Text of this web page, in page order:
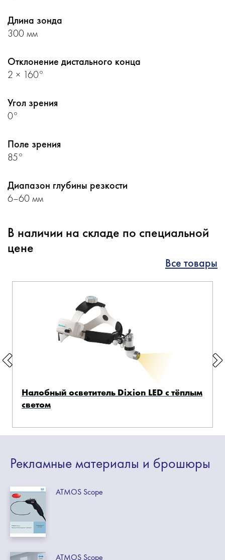
Длина зонда
300 мм
Отклонение дистального конца
2 × 160°
Угол зрения
0°
Поле зрения
85°
Диапазон глубины резкости
6–60 мм
В наличии на складе по специальной
цене
Все товары
Налобный осветитель Dixion LED с тёплым
светом
Рекламные материалы и брошюры
ATMOS Scope
ATMOS Scope